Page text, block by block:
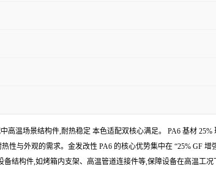
高温场景结构件,耐热稳定 本色适配双核心满足。 PA6 基材
与外观的需求。金发改性 PA6 的核心优势集中在 “25% GF 增
结构件,如烤箱内支架、高温管道连接件等,保障设备在高温工况